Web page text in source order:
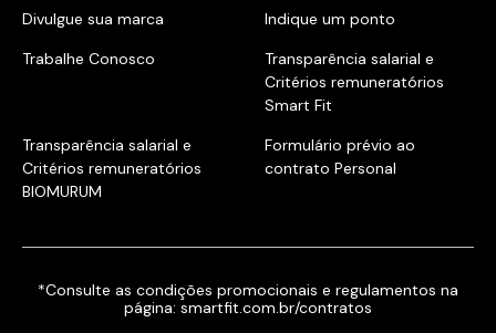
Divulgue sua marca
Indique um ponto
Trabalhe Conosco
Transparência salarial e
Critérios remuneratórios
Smart Fit
Transparência salarial e
Critérios remuneratórios
BIOMURUM
Formulário prévio ao
contrato Personal
*Consulte as condições promocionais e regulamentos na
página: smartfit.com.br/contratos